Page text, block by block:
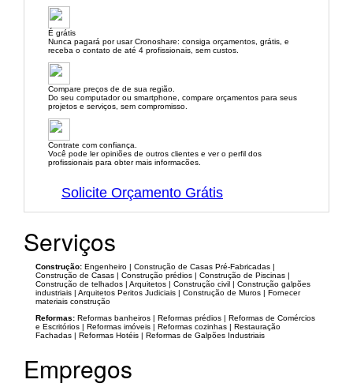
É grátis
Nunca pagará por usar Cronoshare: consiga orçamentos, grátis, e
receba o contato de até 4 profissionais, sem custos.
Compare preços de de sua região.
Do seu computador ou smartphone, compare orçamentos para seus
projetos e serviços, sem compromisso.
Contrate com confiança.
Você pode ler opiniões de outros clientes e ver o perfil dos
profissionais para obter mais informacões.
Solicite Orçamento Grátis
Serviços
Construção: Engenheiro | Construção de Casas Pré-Fabricadas |
Construção de Casas | Construção prédios | Construção de Piscinas |
Construção de telhados | Arquitetos | Construção civil | Construção galpões
industriais | Arquitetos Peritos Judiciais | Construção de Muros | Fornecer
materiais construção
Reformas: Reformas banheiros | Reformas prédios | Reformas de Comércios
e Escritórios | Reformas imóveis | Reformas cozinhas | Restauração
Fachadas | Reformas Hotéis | Reformas de Galpões Industriais
Empregos